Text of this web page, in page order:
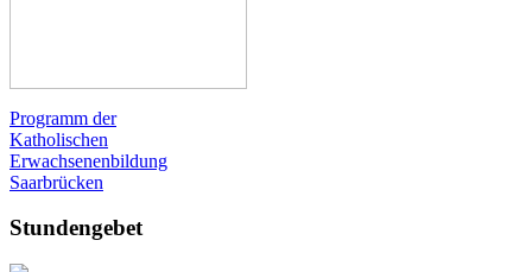
Programm der
Katholischen
Erwachsenenbildung
Saarbrücken
Stundengebet